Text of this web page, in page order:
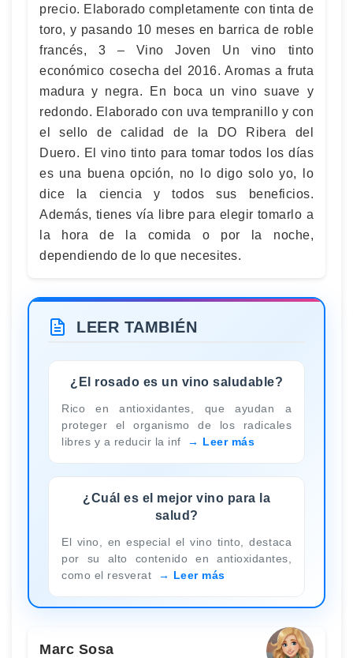
precio. Elaborado completamente con tinta de
toro, y pasando 10 meses en barrica de roble
francés, 3 – Vino Joven Un vino tinto
económico cosecha del 2016. Aromas a fruta
madura y negra. En boca un vino suave y
redondo. Elaborado con uva tempranillo y con
el sello de calidad de la DO Ribera del
Duero. El vino tinto para tomar todos los días
es una buena opción, no lo digo solo yo, lo
dice la ciencia y todos sus beneficios.
Además, tienes vía libre para elegir tomarlo a
la hora de la comida o por la noche,
dependiendo de lo que necesites.
LEER TAMBIÉN
¿El rosado es un vino saludable?
Rico en antioxidantes, que ayudan a
proteger el organismo de los radicales
libres y a reducir la inf
Leer más
¿Cuál es el mejor vino para la
salud?
El vino, en especial el vino tinto, destaca
por su alto contenido en antioxidantes,
como el resverat
Leer más
Marc Sosa